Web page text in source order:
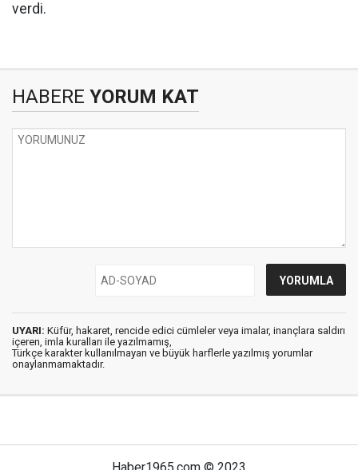
verdi.
HABERE YORUM KAT
UYARI: Küfür, hakaret, rencide edici cümleler veya imalar, inançlara saldırı
içeren, imla kuralları ile yazılmamış,
Türkçe karakter kullanılmayan ve büyük harflerle yazılmış yorumlar
onaylanmamaktadır.